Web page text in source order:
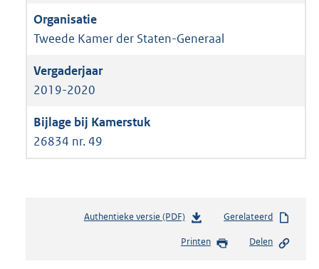
Tweede Kamer der Staten-Generaal
2019-2020
26834 nr. 49
Authentieke versie (PDF)b
s
Gerelateerd
Printen Delen